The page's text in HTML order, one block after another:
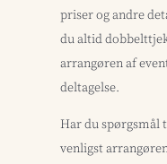
priser og andre
du altid
arrangøren af
deltagelse.
Har du spørgsmål
venligst